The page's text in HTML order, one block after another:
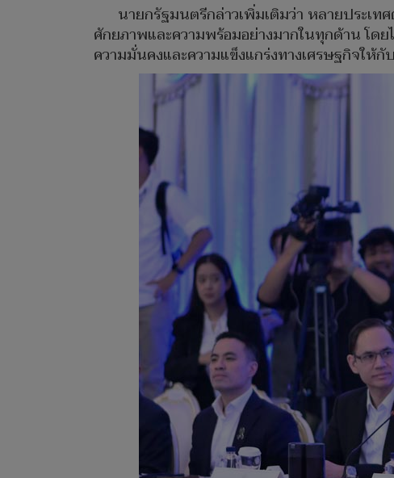
นายกรัฐมนตรีกล่าวเพิ่มเติมว่า หลายประเ
ศักยภาพและความพร้อมอย่างมากในทุกด้าน โดย
ความมั่นคงและความแข็งแกร่งทางเศรษฐกิจให้